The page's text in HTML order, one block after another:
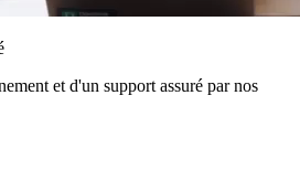
et d'un support assuré par nos